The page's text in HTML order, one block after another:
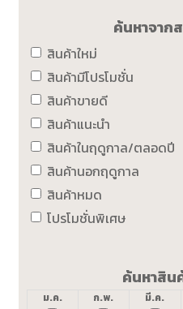
ค้นหาจาก
สินค้าใหม่
สินค้ามีโปรโมชั่น
สินค้าขายดี
สินค้าแนะนำ
สินค้าในฤดูกาล/ตลอดปี
สินค้านอกฤดูกาล
สินค้าหมด
โปรโมชั่นพิเศษ
ค้นหาสิน
ม.ค. ก.พ. มี.ค.